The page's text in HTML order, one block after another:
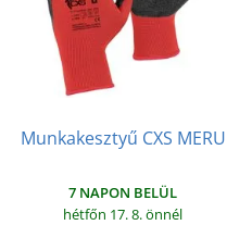
Munkakesztyű CXS MERU
7 NAPON BELÜL
hétfőn 17. 8.önnél